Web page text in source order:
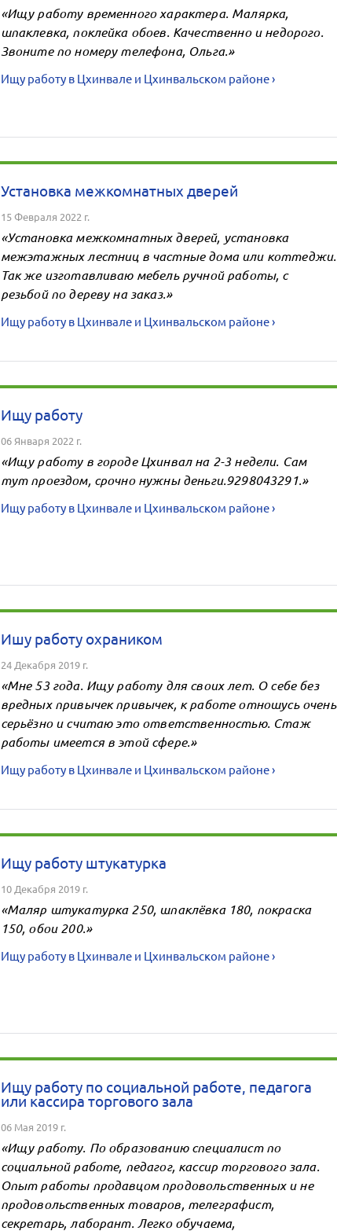
«Ищу работу временного характера. Малярка,
шпаклевка, поклейка обоев. Качественно и недорого.
Звоните по номеру телефона, Ольга.»
Ищу работу в Цхинвале и Цхинвальском районе ›
Установка межкомнатных дверей
15 Февраля 2022 г.
«Установка межкомнатных дверей, установка
межэтажных лестниц в частные дома или коттеджи.
Так же изготавливаю мебель ручной работы, с
резьбой по дереву на заказ.»
Ищу работу в Цхинвале и Цхинвальском районе ›
Ищу работу
06 Января 2022 г.
«Ищу работу в городе Цхинвал на 2-3 недели. Сам
тут проездом, срочно нужны деньги.9298043291.»
Ищу работу в Цхинвале и Цхинвальском районе ›
Ишу работу охраником
24 Декабря 2019 г.
«Мне 53 года. Ищу работу для своих лет. О себе без
вредных привычек привычек, к работе отношусь очень
серьёзно и считаю это ответственностью. Стаж
работы имеется в этой сфере.»
Ищу работу в Цхинвале и Цхинвальском районе ›
Ищу работу штукатурка
10 Декабря 2019 г.
«Маляр штукатурка 250, шпаклёвка 180, покраска
150, обои 200.»
Ищу работу в Цхинвале и Цхинвальском районе ›
Ищу работу по социальной работе, педагога
или кассира торгового зала
06 Мая 2019 г.
«Ищу работу. По образованию специалист по
социальной работе, педагог, кассир торгового зала.
Опыт работы продавцом продовольственных и не
продовольственных товаров, телеграфист,
секретарь, лаборант. Легко обучаема,